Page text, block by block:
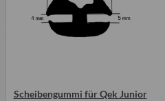
Scheibengummi für Qek Junior